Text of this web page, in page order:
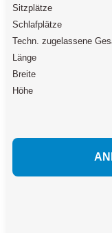
Sitzplätze
Schlafplätze
Techn. zugelassene
Länge
Breite
Höhe